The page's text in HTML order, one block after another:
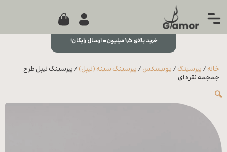
جستجو...
مجله
0
خرید بالای ۱,۵ میلیون = ارسال رایگان!
خانه / پیرسینگ / یونیسکس / پیرسینگ سینه (نیپل) / پیرسینگ نیپل طرح
جمجمه نقره ای
🔍